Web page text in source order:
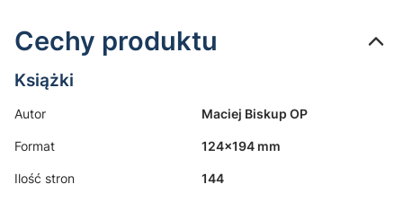
Cechy produktu
Książki
Autor Maciej Biskup OP
Format 124x194 mm
Ilość stron 144